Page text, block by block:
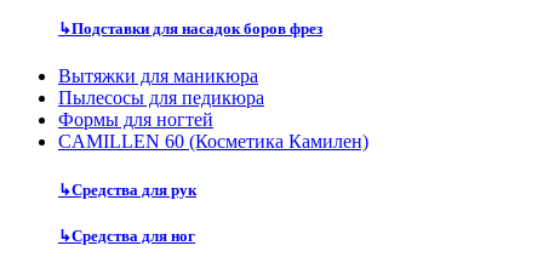
↳Подставки для насадок боров фрез
Вытяжки для маникюра
Пылесосы для педикюра
Формы для ногтей
CAMILLEN 60 (Косметика Камилен)
↳Средства для рук
↳Средства для ног